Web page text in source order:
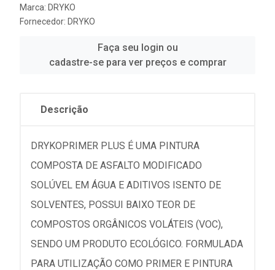
Marca: DRYKO
Fornecedor: DRYKO
Faça seu login ou
cadastre-se para ver preços e comprar
Descrição
DRYKOPRIMER PLUS É UMA PINTURA
COMPOSTA DE ASFALTO MODIFICADO
SOLÚVEL EM ÁGUA E ADITIVOS ISENTO DE
SOLVENTES, POSSUI BAIXO TEOR DE
COMPOSTOS ORGÂNICOS VOLÁTEIS (VOC),
SENDO UM PRODUTO ECOLÓGICO. FORMULADA
PARA UTILIZAÇÃO COMO PRIMER E PINTURA